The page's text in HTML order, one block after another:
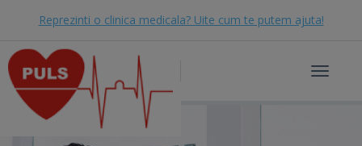
Reprezinti o clinica medicala? Uite cum te putem ajuta!
Toggle